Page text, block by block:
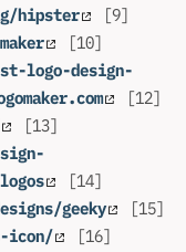
hipster
[9]
[10]
logo-design-
[12]
[13]
[14]
geeky
[15]
icon/
[16]